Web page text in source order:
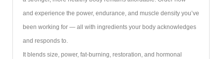
and experience the power, endurance, and muscle density you’ve
been working for — all with ingredients your body acknowledges
and responds to.
It blends size, power, fat-burning, restoration, and hormonal